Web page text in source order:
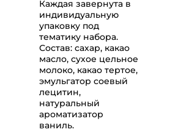
Каждая завернута в
индивидуальную
упаковку под
тематику набора.
Состав: сахар, какао
масло, сухое цельное
молоко, какао тертое,
эмульгатор соевый
лецитин,
натуральный
ароматизатор
ваниль.